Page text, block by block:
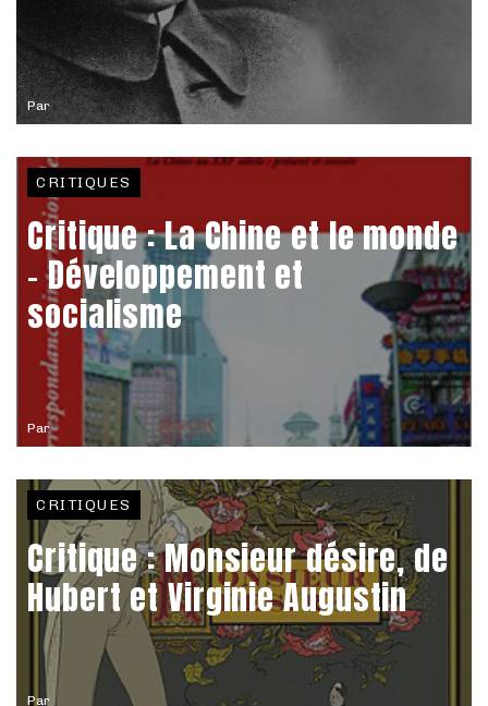
Par
Par
CRITIQUES
Critique : La Chine et le monde
- Développement et
socialisme
Par
CRITIQUES
Critique : Monsieur désire, de
Hubert et Virginie Augustin